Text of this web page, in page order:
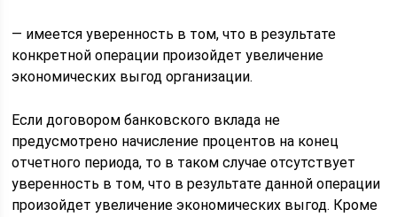
— имеется уверенность в том, что в результате
конкретной операции произойдет увеличение
экономических выгод организации.
Если договором банковского вклада не
предусмотрено начисление процентов на конец
отчетного периода, то в таком случае отсутствует
уверенность в том, что в результате данной операции
произойдет увеличение экономических выгод. Кроме